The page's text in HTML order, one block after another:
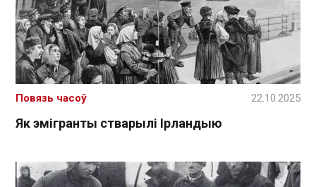
Як эмігранты стварылі Ірландыю
Повязь часоў 22.10.2025